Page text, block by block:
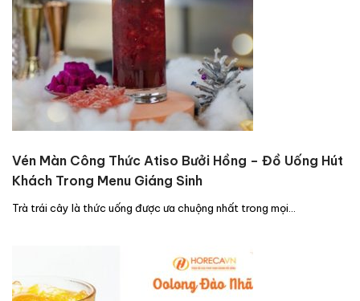
Vén Màn Công Thức Atiso Bưởi Hồng – Đồ Uống Hút
Khách Trong Menu Giáng Sinh
Trà trái cây là thức uống được ưa chuộng nhất trong mọi…